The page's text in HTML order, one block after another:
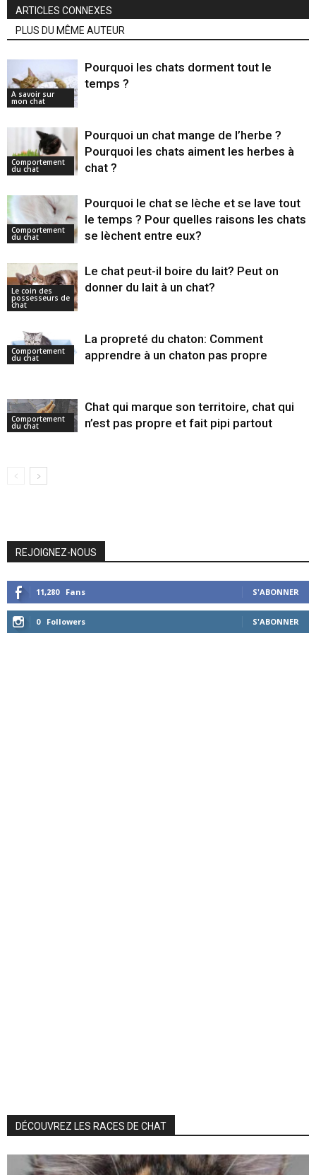
ARTICLES CONNEXES
PLUS DU MÊME AUTEUR
A savoir sur
mon chat
Pourquoi les chats dorment tout le
temps ?
Comportement
du chat
Pourquoi un chat mange de l’herbe ?
Pourquoi les chats aiment les herbes à
chat ?
Comportement
du chat
Pourquoi le chat se lèche et se lave tout
le temps ? Pour quelles raisons les chats
se lèchent entre eux?
Le coin des
possesseurs de
chat
Le chat peut-il boire du lait? Peut on
donner du lait à un chat?
Comportement
du chat
La propreté du chaton: Comment
apprendre à un chaton pas propre
Comportement
du chat
Chat qui marque son territoire, chat qui
n’est pas propre et fait pipi partout
REJOIGNEZ-NOUS
11,280 Fans S'ABONNER
0 Followers S'ABONNER
DÉCOUVREZ LES RACES DE CHAT